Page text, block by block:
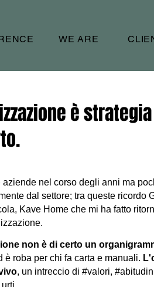
WE ARE
è
aziende nel corso degli anni ma
dal settore; tra queste ricordo
Kave Home che mi ha fatto
non è di certo un
è roba per chi fa carta e manuali.
, un intreccio di #valori,